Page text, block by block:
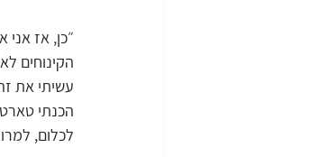
״כן, אז
הקינוחים
עשיתי את
הכנתי
לכלום,